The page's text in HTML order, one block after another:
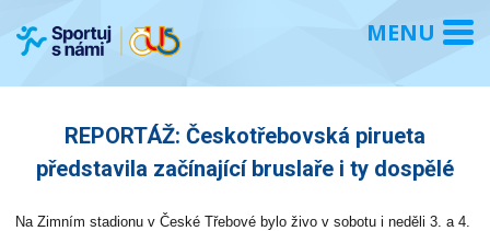
REPORTÁŽ: Českotřebovská pirueta
představila začínající bruslaře i ty dospělé
Na Zimním stadionu v České Třebové bylo živo v sobotu i neděli 3. a 4.